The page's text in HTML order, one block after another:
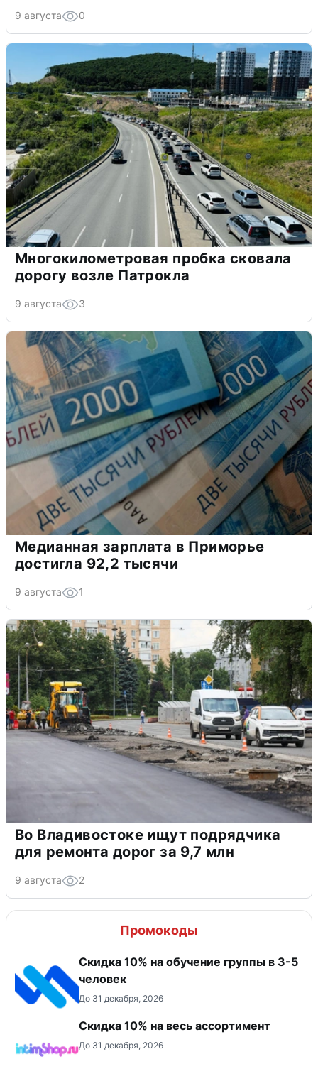
9 августа 0
Многокилометровая пробка сковала
дорогу возле Патрокла
9 августа 3
Медианная зарплата в Приморье
достигла 92,2 тысячи
9 августа 1
Во Владивостоке ищут подрядчика
для ремонта дорог за 9,7 млн
9 августа 2
Промокоды
Скидка 10% на обучение группы в 3-5
человек
До 31 декабря, 2026
Скидка 10% на весь ассортимент
До 31 декабря, 2026